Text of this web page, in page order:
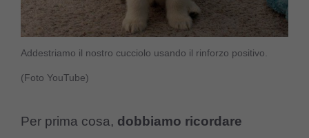
Addestriamo il nostro cucciolo usando il rinforzo positivo.
(Foto YouTube)
Per prima cosa, dobbiamo ricordare